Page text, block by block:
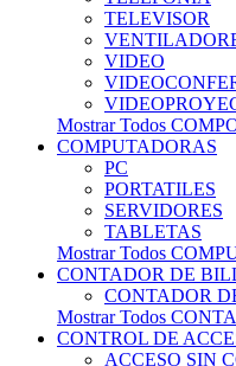
TELEVISOR
VIDEO
Mostrar Todos
COMPUTADORAS
PC
PORTATILES
SERVIDORES
TABLETAS
Mostrar Todos
CONTADOR DE
CONTADOR
Mostrar Todos
CONTROL DE
ACCESO SIN